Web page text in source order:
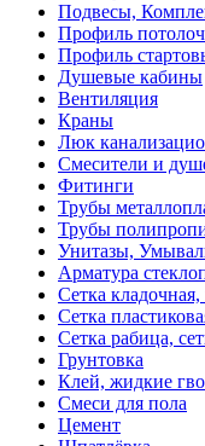
Подвесы,
Профиль
Профиль
Душевые кабины
Вентиляция
Краны
Люк
Смесители и
Фитинги
Трубы
Трубы
Унитазы,
Арматура
Сетка кладочная,
Сетка
Сетка рабица,
Грунтовка
Клей, жидкие
Смеси для пола
Цемент